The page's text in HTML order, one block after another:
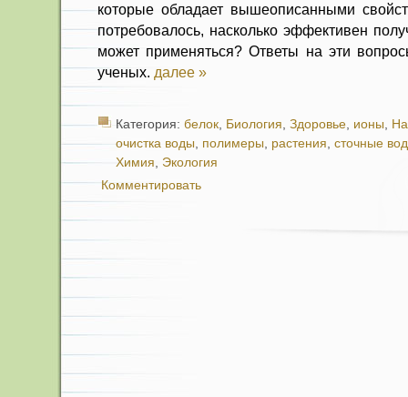
которые обладает вышеописанными
потребовалось, насколько эффективен
может применяться? Ответы на эти
ученых. далее »
Категория: белок, Биология, Здоровье, ионы,
очистка воды, полимеры, растения, сточные
Химия, Экология
Комментировать